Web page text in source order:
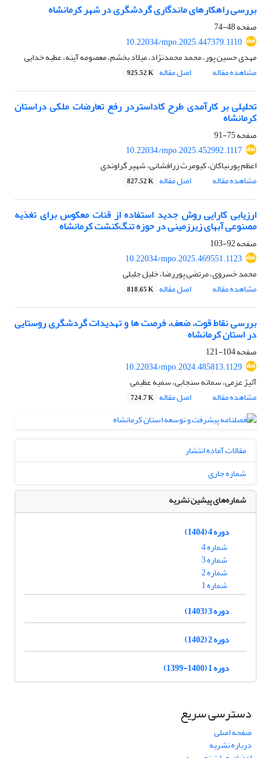
بررسی راهکارهای ماندگاری گردشگری در شهر کرمانشاه
صفحه48-74
10.22034/mpo.2025.447379.1110
مهدی حسین پور، محمد محمدنژاد، میلاد بخشم، معصومه آینه، عطیه خدایی
مشاهده مقاله
اصل مقاله 925.52 K
تحلیلی بر کارآمدی طرح کاداستردر رفع تعارضات ملکی دراستان
کرمانشاه
صفحه75-91
10.22034/mpo.2025.452992.1117
اعظم پورنیاکان، کیومرث زرافشانی، شهپر گراوندی
مشاهده مقاله
اصل مقاله 827.52 K
ارزیابی کارایی روش جدید استفاده از قنات معکوس برای تغذیه
مصنوعی آبهای زیرزمینی در حوزه تنگ‌کنشت کرمانشاه
صفحه92-103
10.22034/mpo.2025.469551.1123
محمد خسروی، مرتضی پوررضا، خلیل جلیلی
مشاهده مقاله
اصل مقاله 818.65 K
بررسی نقاط قوت، ضعف، فرصت ها و تهدیدات گردشگری روستایی
در استان کرمانشاه
صفحه104-121
10.22034/mpo.2024.485813.1129
آئیژ عزمی، سمانه سنجابی، سمیه عظیمی
مشاهده مقاله
اصل مقاله 724.7 K
مقالات آماده انتشار
شماره جاری
شماره‌های پیشین نشریه
دوره 4 (1404)
شماره 4
شماره 3
شماره 2
شماره 1
دوره 3 (1403)
دوره 2 (1402)
دوره 1 (1400-1399)
دسترسی سریع
صفحه اصلی
درباره نشریه